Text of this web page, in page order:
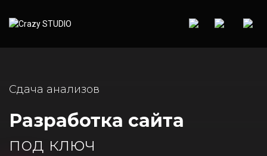
Cдача анализов
Разработка сайта
под ключ